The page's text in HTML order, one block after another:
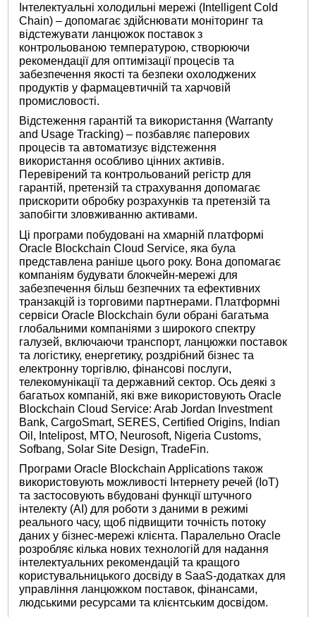
Інтелектуальні холодильні мережі (Intelligent Cold
Chain) – допомагає здійснювати моніторинг та
відстежувати ланцюжок поставок з
контрольованою температурою, створюючи
рекомендації для оптимізації процесів та
забезпечення якості та безпеки охолоджених
продуктів у фармацевтичній та харчовій
промисловості.
Відстеження гарантій та використання (Warranty
and Usage Tracking) – позбавляє паперових
процесів та автоматизує відстеження
використання особливо цінних активів.
Перевірений та контрольований регістр для
гарантій, претензій та страхування допомагає
прискорити обробку розрахунків та претензій та
запобігти зловживанню активами.
Ці програми побудовані на хмарній платформі
Oracle Blockchain Cloud Service, яка була
представлена ​​раніше цього року. Вона допомагає
компаніям будувати блокчейн-мережі для
забезпечення більш безпечних та ефективних
транзакцій із торговими партнерами. Платформні
сервіси Oracle Blockchain були обрані багатьма
глобальними компаніями з широкого спектру
галузей, включаючи транспорт, ланцюжки поставок
та логістику, енергетику, роздрібний бізнес та
електронну торгівлю, фінансові послуги,
телекомунікації та державний сектор. Ось деякі з
багатьох компаній, які вже використовують Oracle
Blockchain Cloud Service: Arab Jordan Investment
Bank, CargoSmart, SERES, Certified Origins, Indian
Oil, Intelipost, MTO, Neurosoft, Nigeria Customs,
Sofbang, Solar Site Design, TradeFin.
Програми Oracle Blockchain Applications також
використовують можливості Інтернету речей (IoT)
та застосовують вбудовані функції штучного
інтелекту (AI) для роботи з даними в режимі
реального часу, щоб підвищити точність потоку
даних у бізнес-мережі клієнта. Паралельно Oracle
розробляє кілька нових технологій для надання
інтелектуальних рекомендацій та кращого
користувальницького досвіду в SaaS-додатках для
управління ланцюжком поставок, фінансами,
людськими ресурсами та клієнтським досвідом.